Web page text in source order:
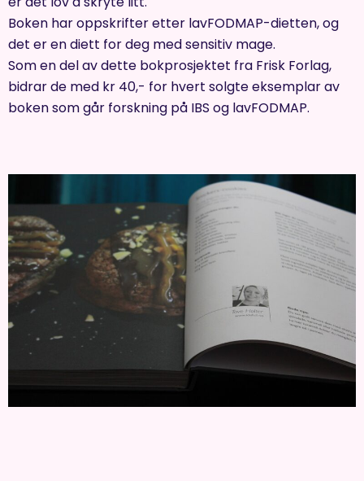
Boken har oppskrifter etter lavFODMAP-dietten, og
det er en diett for deg med sensitiv mage.
Som en del av dette bokprosjektet fra Frisk Forlag,
bidrar de med kr 40,- for hvert solgte eksemplar av
boken som går forskning på IBS og lavFODMAP.